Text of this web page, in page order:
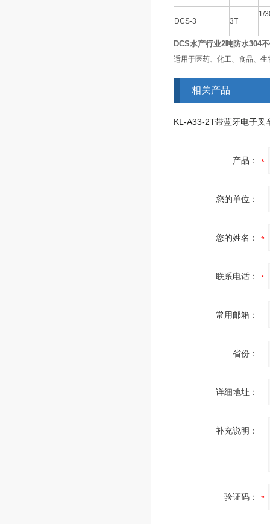
DCS-3 3T
1/
DCS水产行业2吨防水304
适用于医药、化工、食品、
相关产品
KL-A33-2T带蓝牙电子叉
产品：
您的单位：
您的姓名：
联系电话：
常用邮箱：
省份：
详细地址：
补充说明：
验证码：